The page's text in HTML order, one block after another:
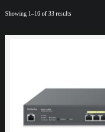
Showing 1–16 of 33 results